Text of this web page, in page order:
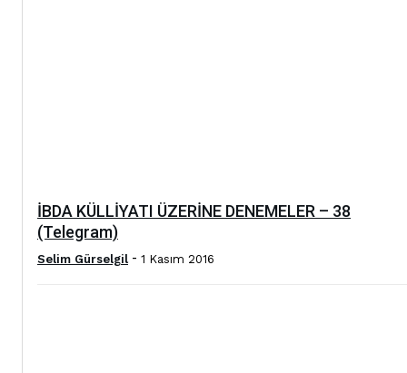
İBDA KÜLLİYATI ÜZERİNE DENEMELER – 38
(Telegram)
Selim Gürselgil - 1 Kasım 2016